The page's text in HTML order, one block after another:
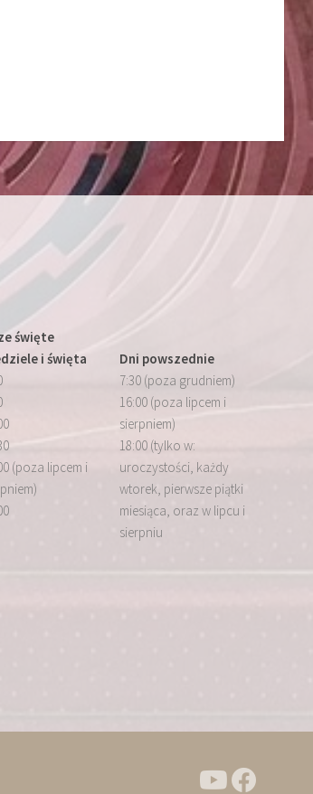
święte
i święta
(poza lipcem i
Dni powszednie
7:30 (poza grudniem)
16:00 (poza lipcem i
sierpniem)
18:00 (tylko w:
uroczystości, każdy
wtorek, pierwsze piątki
miesiąca, oraz w lipcu i
sierpniu